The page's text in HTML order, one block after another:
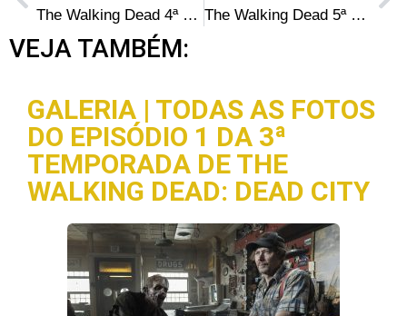
The Walking Dead 4ª Temporada: O que virá em seguida para Carl Grimes? The Walking Dead 5ª Temporada: Chamadas de Elenco e Audições
VEJA TAMBÉM:
GALERIA | TODAS AS FOTOS
DO EPISÓDIO 1 DA 3ª
TEMPORADA DE THE
WALKING DEAD: DEAD CITY